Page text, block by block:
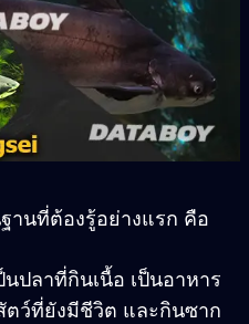
านที่ต้องรู้อย่างแรก คือ
ปลาที่กินเนื้อ เป็นอาหาร
ตว์ที่ยังมีชีวิต และกินซาก